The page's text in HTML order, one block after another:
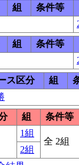
組
条件等
組
条件等
ス区分 組
組
条件等
1組
全 2組
2組